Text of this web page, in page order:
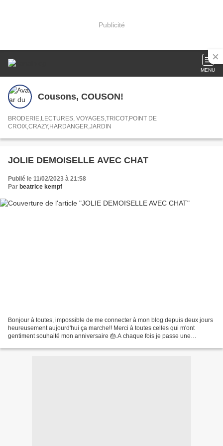
Publicité
MENU
Cousons, COUSON!
BRODERIE,LECTURES, VOYAGES,TRICOT,POINT DE
CROIX,CRAZY,HARDANGER,JARDIN
JOLIE DEMOISELLE AVEC CHAT
Publié le 11/02/2023 à 21:58
Par beatrice kempf
Bonjour à toutes, impossible de me connecter à mon blog depuis deux jours
heureusement aujourd'hui ça marche!! Merci à toutes celles qui m'ont
gentiment souhaité mon anniversaire 🎂.A chaque fois je passe une